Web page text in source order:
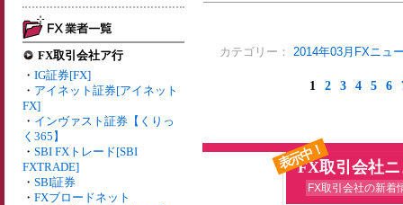
FX取引会社ア行
・ IG証券[FX]
・ アイネット証券[アイネット
FX]
・ インヴァスト証券【くりっ
く365】
・ SBI FXトレード[SBI
FXTRADE]
・ SBI証券
・ FXブロードネット
カテゴリー： 2014年03月FXニュ
1 2 3 4 5 6
表示中！
FX取引会社
FX取引会社の新着